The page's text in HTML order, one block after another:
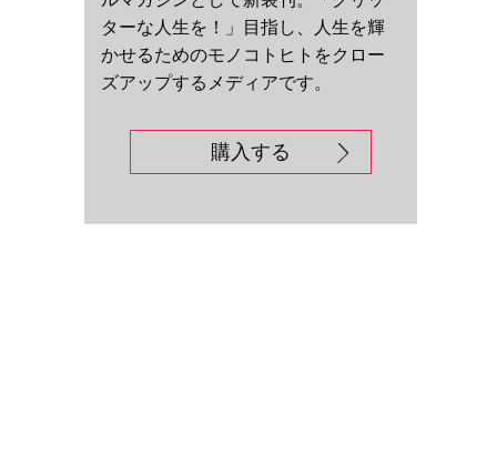
ターな人生を！」目指し、人生を輝
かせるためのモノコトヒトをクロー
ズアップするメディアです。
購入する